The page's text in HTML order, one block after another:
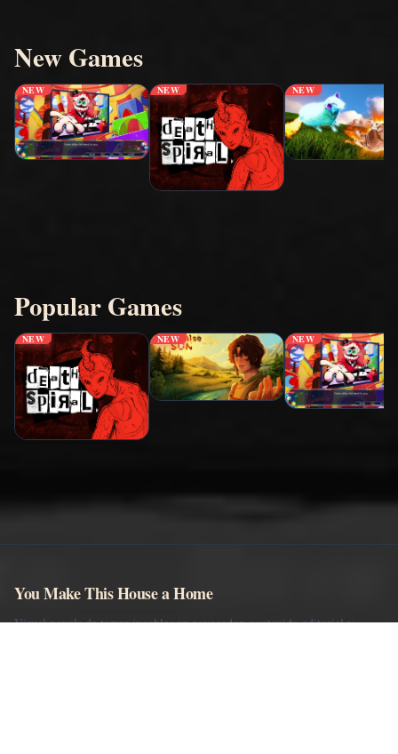
New Games
NEW NEW NEW
Popular Games
NEW NEW NEW
You Make This House a Home
Visual novels de terror jugables en navegador, contenido editorial y